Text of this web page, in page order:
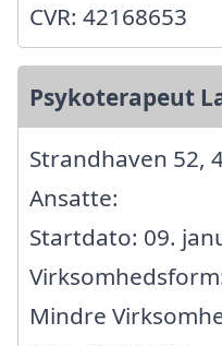
CVR: 42168653
Psykoterapeut
Strandhaven 52,
Ansatte:
Startdato: 09.
Mindre